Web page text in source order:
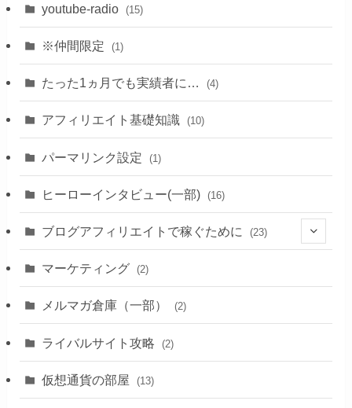
youtube-radio (15)
※仲間限定 (1)
たった1ヵ月でも実績者に… (4)
アフィリエイト基礎知識 (10)
パーマリンク設定 (1)
ヒーローインタビュー(一部) (16)
ブログアフィリエイトで稼ぐために (23)
(1)
(2)
マーケティング (2)
メルマガ倉庫（一部） (2)
ライバルサイト攻略 (2)
仮想通貨の部屋 (13)